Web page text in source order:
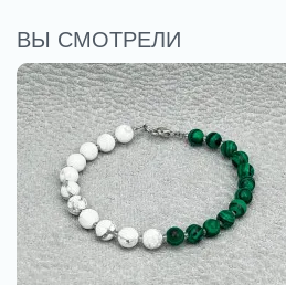
ВЫ СМОТРЕЛИ